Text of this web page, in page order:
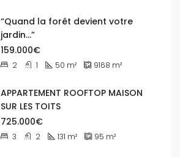
“Quand la forêt devient votre
jardin…”
159.000€
2 1 50 m² 9168 m²
APPARTEMENT ROOFTOP MAISON
SUR LES TOITS
725.000€
3 2 131 m² 95 m²